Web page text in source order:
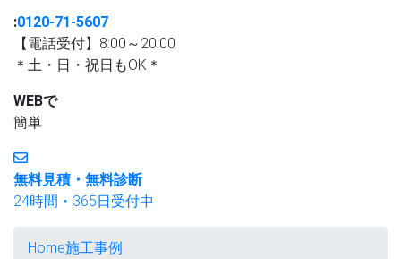
:0120-71-5607
【電話受付】8:00～20:00
＊土・日・祝日もOK＊
WEBで
簡単
無料見積・無料診断
24時間・365日受付中
Home施工事例